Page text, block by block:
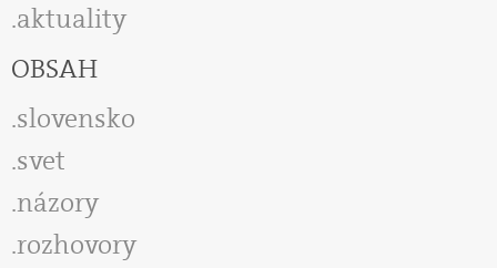
aktuality
OBSAH
slovensko
svet
názory
rozhovory